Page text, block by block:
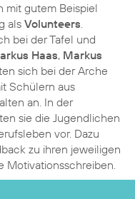
mit gutem Beispiel
als Volunteers.
bei der Tafel und
Haas, Markus
sich bei der Arche
Schülern aus
an. In der
sie die Jugendlichen
vor. Dazu
zu ihren jeweiligen
Motivationsschreiben.